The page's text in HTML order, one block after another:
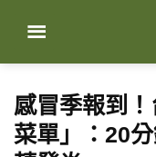
content
感冒季報到
菜單」：20